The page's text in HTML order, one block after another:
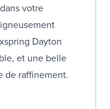
votre
Dayton
et une belle
de raffinement.